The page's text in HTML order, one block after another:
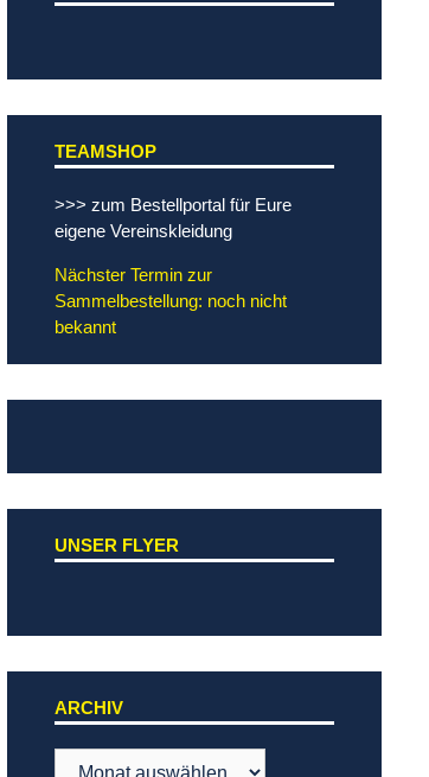
TEAMSHOP
>>> zum Bestellportal für Eure
eigene Vereinskleidung
Nächster Termin zur
Sammelbestellung: noch nicht
bekannt
UNSER FLYER
ARCHIV